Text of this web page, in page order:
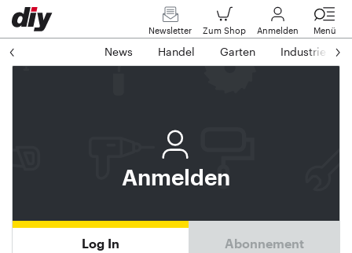
Newsletter Zum Shop Anmelden Menü
News Handel Garten Industrie
Anmelden
Log In
Abonnement